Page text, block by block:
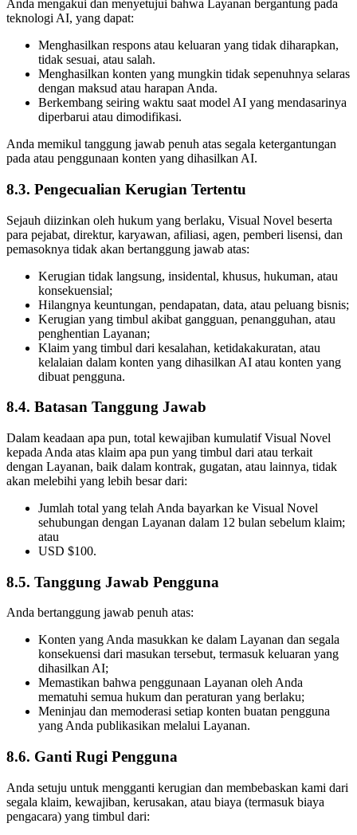
Anda mengakui dan menyetujui bahwa Layanan bergantung pada
teknologi AI, yang dapat:
Menghasilkan respons atau keluaran yang tidak diharapkan,
tidak sesuai, atau salah.
Menghasilkan konten yang mungkin tidak sepenuhnya selaras
dengan maksud atau harapan Anda.
Berkembang seiring waktu saat model AI yang mendasarinya
diperbarui atau dimodifikasi.
Anda memikul tanggung jawab penuh atas segala ketergantungan
pada atau penggunaan konten yang dihasilkan AI.
8.3. Pengecualian Kerugian Tertentu
Sejauh diizinkan oleh hukum yang berlaku, Visual Novel beserta
para pejabat, direktur, karyawan, afiliasi, agen, pemberi lisensi, dan
pemasoknya tidak akan bertanggung jawab atas:
Kerugian tidak langsung, insidental, khusus, hukuman, atau
konsekuensial;
Hilangnya keuntungan, pendapatan, data, atau peluang bisnis;
Kerugian yang timbul akibat gangguan, penangguhan, atau
penghentian Layanan;
Klaim yang timbul dari kesalahan, ketidakakuratan, atau
kelalaian dalam konten yang dihasilkan AI atau konten yang
dibuat pengguna.
8.4. Batasan Tanggung Jawab
Dalam keadaan apa pun, total kewajiban kumulatif Visual Novel
kepada Anda atas klaim apa pun yang timbul dari atau terkait
dengan Layanan, baik dalam kontrak, gugatan, atau lainnya, tidak
akan melebihi yang lebih besar dari:
Jumlah total yang telah Anda bayarkan ke Visual Novel
sehubungan dengan Layanan dalam 12 bulan sebelum klaim;
atau
USD $100.
8.5. Tanggung Jawab Pengguna
Anda bertanggung jawab penuh atas:
Konten yang Anda masukkan ke dalam Layanan dan segala
konsekuensi dari masukan tersebut, termasuk keluaran yang
dihasilkan AI;
Memastikan bahwa penggunaan Layanan oleh Anda
mematuhi semua hukum dan peraturan yang berlaku;
Meninjau dan memoderasi setiap konten buatan pengguna
yang Anda publikasikan melalui Layanan.
8.6. Ganti Rugi Pengguna
Anda setuju untuk mengganti kerugian dan membebaskan kami dari
segala klaim, kewajiban, kerusakan, atau biaya (termasuk biaya
pengacara) yang timbul dari: